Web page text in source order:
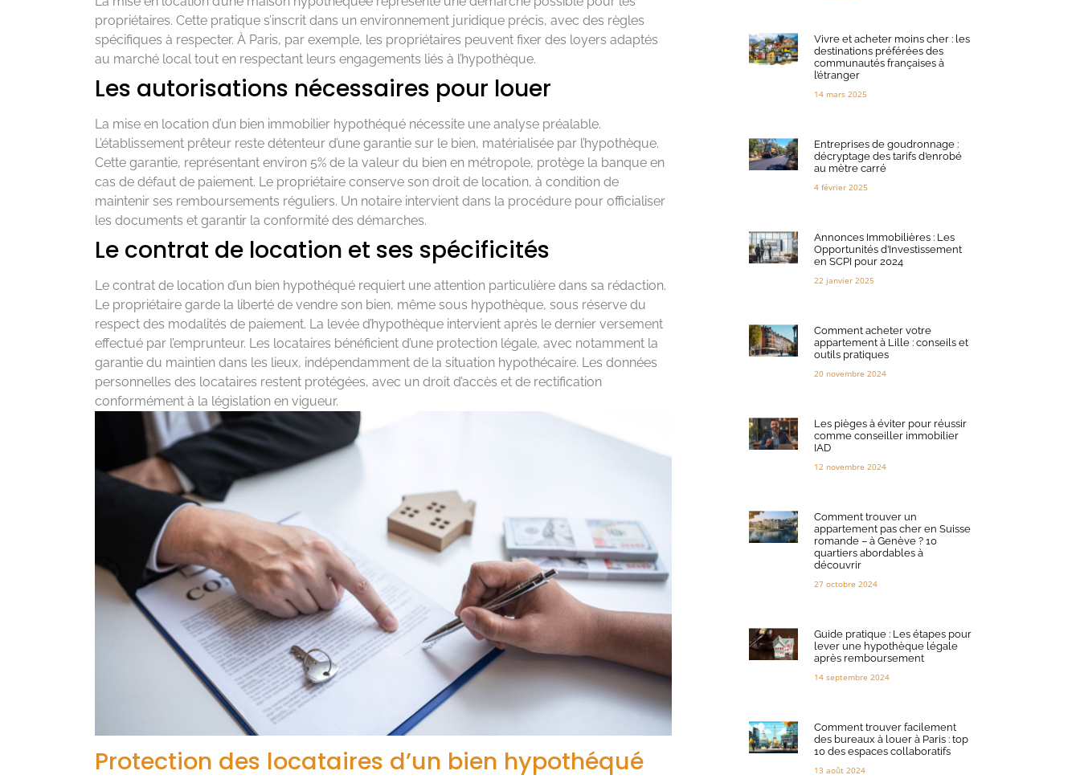
propriétaires. Cette pratique s’inscrit dans un environnement juridique précis, avec des règles
spécifiques à respecter. À Paris, par exemple, les propriétaires peuvent fixer des loyers adaptés
au marché local tout en respectant leurs engagements liés à l’hypothèque.
Les autorisations nécessaires pour louer
La mise en location d’un bien immobilier hypothéqué nécessite une analyse préalable.
L’établissement prêteur reste détenteur d’une garantie sur le bien, matérialisée par l’hypothèque.
Cette garantie, représentant environ 5% de la valeur du bien en métropole, protège la banque en
cas de défaut de paiement. Le propriétaire conserve son droit de location, à condition de
maintenir ses remboursements réguliers. Un notaire intervient dans la procédure pour officialiser
les documents et garantir la conformité des démarches.
Le contrat de location et ses spécificités
Le contrat de location d’un bien hypothéqué requiert une attention particulière dans sa rédaction.
Le propriétaire garde la liberté de vendre son bien, même sous hypothèque, sous réserve du
respect des modalités de paiement. La levée d’hypothèque intervient après le dernier versement
effectué par l’emprunteur. Les locataires bénéficient d’une protection légale, avec notamment la
garantie du maintien dans les lieux, indépendamment de la situation hypothécaire. Les données
personnelles des locataires restent protégées, avec un droit d’accès et de rectification
conformément à la législation en vigueur.
Protection des locataires d’un bien hypothéqué
Vivre et acheter moins cher : les
destinations préférées des
communautés françaises à
l’étranger
14 mars 2025
Entreprises de goudronnage :
décryptage des tarifs d’enrobé
au mètre carré
4 février 2025
Annonces Immobilières : Les
Opportunités d’Investissement
en SCPI pour 2024
22 janvier 2025
Comment acheter votre
appartement à Lille : conseils et
outils pratiques
20 novembre 2024
Les pièges à éviter pour réussir
comme conseiller immobilier
IAD
12 novembre 2024
Comment trouver un
appartement pas cher en Suisse
romande – à Genève ? 10
quartiers abordables à
découvrir
27 octobre 2024
Guide pratique : Les étapes pour
lever une hypothèque légale
après remboursement
14 septembre 2024
Comment trouver facilement
des bureaux à louer à Paris : top
10 des espaces collaboratifs
13 août 2024